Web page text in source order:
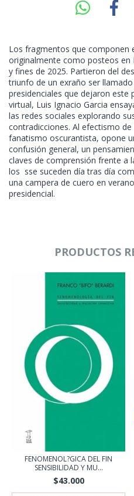
Los fragmentos que componen
originalmente como posteos en
y fines de 2025. Partieron del
triunfo de un exraño ser
presidenciales que dejaron este
virtual, Luis Ignacio Garcia
las redes sociales explorando
contradicciones. Al efectismo
fanatismo oscurantista, opone
confusión general, un
claves de comprensión frente a
los sse suceden día tras día
una campera de cuero en
presidencial.
PRODUCTOS
FENOMENOL?GICA DEL FIN
SENSIBILIDAD Y MU...
$43.000